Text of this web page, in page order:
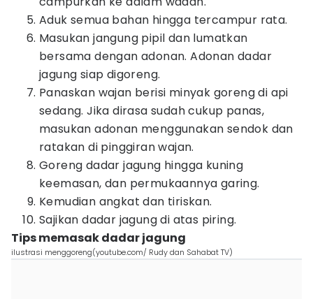
Aduk semua bahan hingga tercampur rata.
Masukan jangung pipil dan lumatkan
bersama dengan adonan. Adonan dadar
jagung siap digoreng.
Panaskan wajan berisi minyak goreng di api
sedang. Jika dirasa sudah cukup panas,
masukan adonan menggunakan sendok dan
ratakan di pinggiran wajan.
Goreng dadar jagung hingga kuning
keemasan, dan permukaannya garing.
Kemudian angkat dan tiriskan.
Sajikan dadar jagung di atas piring.
Tips memasak dadar jagung
ilustrasi menggoreng(youtube.com/ Rudy dan Sahabat TV)